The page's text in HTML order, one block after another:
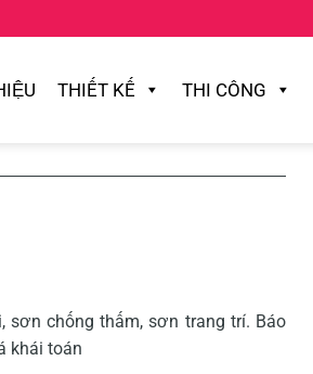
THIẾT KẾ THI CÔNG
chống thấm, sơn trang trí. Báo
khái toán